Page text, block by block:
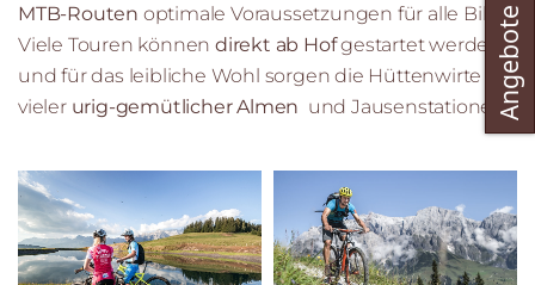
MTB-Routen optimale Voraussetzungen für alle Biker.
Viele Touren könnendirekt ab Hofgestartet werden
und für das leibliche Wohl sorgen die Hüttenwirte
vielerurig-gemütlicher Almen und Jausenstationen.